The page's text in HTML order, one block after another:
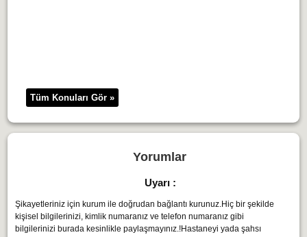
Tüm Konuları Gör »
Yorumlar
Uyarı :
Şikayetleriniz için kurum ile doğrudan bağlantı kurunuz.Hiç bir şekilde
kişisel bilgilerinizi, kimlik numaranız ve telefon numaranız gibi
bilgilerinizi burada kesinlikle paylaşmayınız.!Hastaneyi yada şahsı